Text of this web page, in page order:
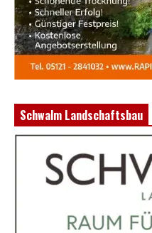
Schwalm Landschaftsbau